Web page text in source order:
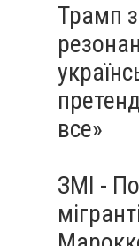
Трамп
все»
ЗМІ -